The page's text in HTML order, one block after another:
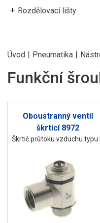
Rozdělovací lišty
Úvod | Pneumatika |
Funkční
Oboustranný ventil
škrticí 8972
Škrtič průtoku vzduchu typu